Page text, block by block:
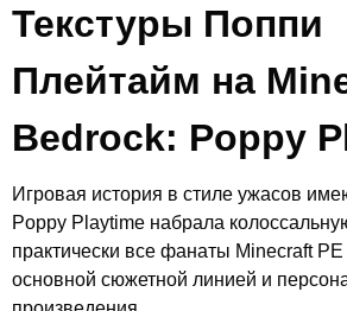
Текстуры Поппи
Плейтайм на
Bedrock: Poppy
Игровая история в стиле ужасов
Poppy Playtime набрала
практически все фанаты Minecraft
основной сюжетной линией и